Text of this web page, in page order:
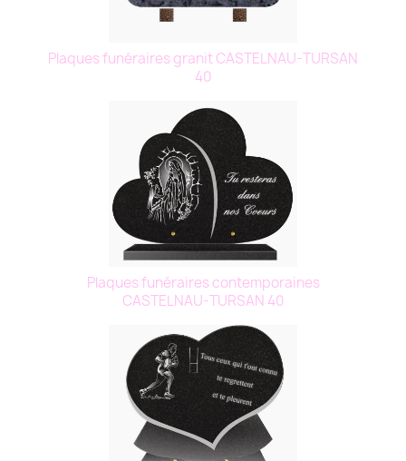
Plaques funéraires granit CASTELNAU-TURSAN
40
Plaques funéraires contemporaines
CASTELNAU-TURSAN 40